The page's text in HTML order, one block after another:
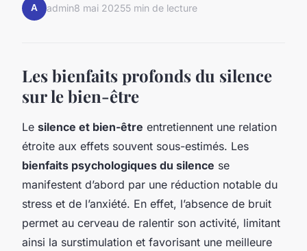
A admin8 mai 20255 min de lecture
Les bienfaits profonds du silence
sur le bien-être
Le silence et bien-être entretiennent une relation
étroite aux effets souvent sous-estimés. Les
bienfaits psychologiques du silence se
manifestent d’abord par une réduction notable du
stress et de l’anxiété. En effet, l’absence de bruit
permet au cerveau de ralentir son activité, limitant
ainsi la surstimulation et favorisant une meilleure